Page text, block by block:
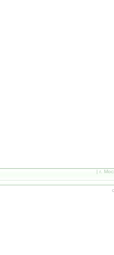
| г.